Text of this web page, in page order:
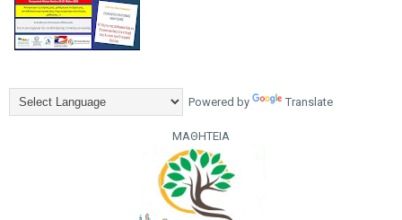
Powered by Translate
ΜΑΘΗΤΕΙΑ